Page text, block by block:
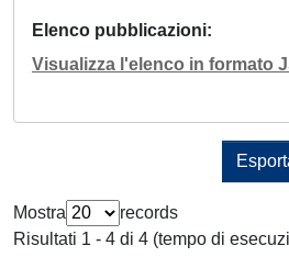
Elenco pubblicazioni
Visualizza l'elenco in formato
Mostra
records
Risultati 1 - 4 di 4 (tempo di